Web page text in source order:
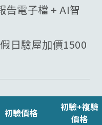
告電子檔 + AI智
日驗屋加價1500
初驗價格
初驗+複驗
價格